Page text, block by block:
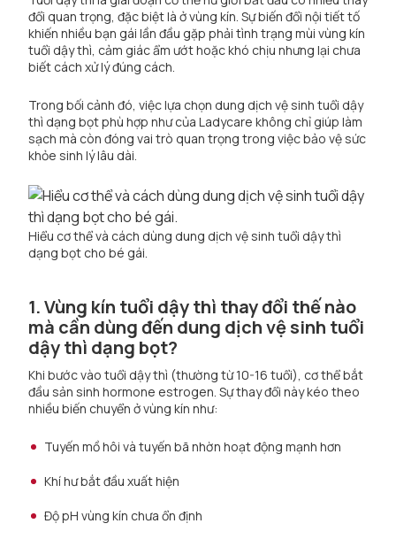
đổi quan trọng, đặc biệt là ở vùng kín. Sự biến đổi nội tiết tố
khiến nhiều bạn gái lần đầu gặp phải tình trạng mùi vùng kín
tuổi dậy thì, cảm giác ẩm ướt hoặc khó chịu nhưng lại chưa
biết cách xử lý đúng cách.
Trong bối cảnh đó, việc lựa chọn dung dịch vệ sinh tuổi dậy
thì dạng bọt phù hợp như của Ladycare không chỉ giúp làm
sạch mà còn đóng vai trò quan trọng trong việc bảo vệ sức
khỏe sinh lý lâu dài.
Hiểu cơ thể và cách dùng dung dịch vệ sinh tuổi dậy thì
dạng bọt cho bé gái.
1. Vùng kín tuổi dậy thì thay đổi thế nào
mà cần dùng đến dung dịch vệ sinh tuổi
dậy thì dạng bọt?
Khi bước vào tuổi dậy thì (thường từ 10-16 tuổi), cơ thể bắt
đầu sản sinh hormone estrogen. Sự thay đổi này kéo theo
nhiều biến chuyển ở vùng kín như:
Tuyến mồ hôi và tuyến bã nhờn hoạt động mạnh hơn
Khí hư bắt đầu xuất hiện
Độ pH vùng kín chưa ổn định